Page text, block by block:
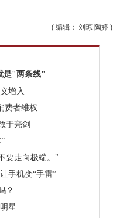
( 编辑： 刘琼 陶婷 )
是"两条线"
增入
费者维权
于亮剑
要走向极端。"
手机变“手雷”
？
星